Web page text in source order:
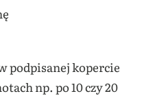
podpisanej kopercie
np. po 10 czy 20